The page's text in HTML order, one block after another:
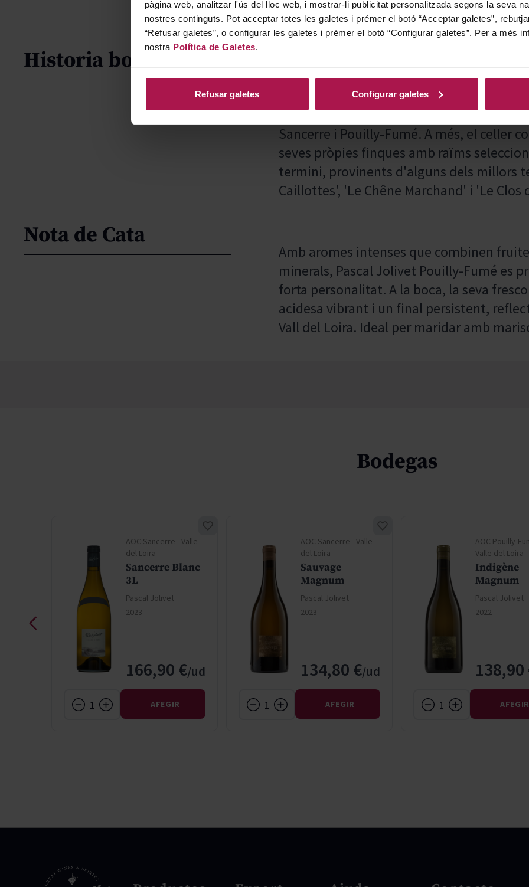
pàgina web, analitzar l'ús del lloc web, i mostrar-li publicitat personalitzada segons la seva
nostres continguts. Pot acceptar totes les galetes i prémer el botó “Acceptar galetes”,
“Refusar galetes”, o configurar les galetes i prémer el botó “Configurar galetes”. Per a més
nostra Política de Galetes.
Refusar galetes Configurar galetes
intensitat i els sabors subtils.
Historia bodega
Fundada el 1987, Pascal Jolivet s'ha
dinàmics de la Vall del Loira, a França.
hectàrees de vinyes distribuïdes entre
Sancerre i Pouilly-Fumé. A més, el celler
seves pròpies finques amb raïms
termini, provinents d'alguns dels millors
Caillottes', 'Le Chêne Marchand' i 'Le Clos
Nota de Cata
Amb aromes intenses que combinen
minerals, Pascal Jolivet Pouilly-Fumé es
forta personalitat. A la boca, la seva
acidesa vibrant i un final persistent,
Vall del Loira. Ideal per maridar amb
Bodegas
AOC Sancerre - Valle
del Loira
Sancerre Blanc
3L
Pascal Jolivet
2023
166,90 €
AFEGIR
AOC Sancerre - Valle
del Loira
Sauvage
Magnum
Pascal Jolivet
2023
134,80 €
AFEGIR
AOC Pouilly-
Valle del Loira
Indigène
Magnum
Pascal Jolivet
2022
138,90
AFEGIR